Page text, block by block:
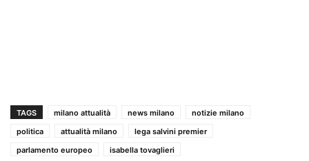
TAGS milano attualità news milano
notizie milano
politica
attualità milano
lega salvini premier
parlamento europeo
isabella tovaglieri